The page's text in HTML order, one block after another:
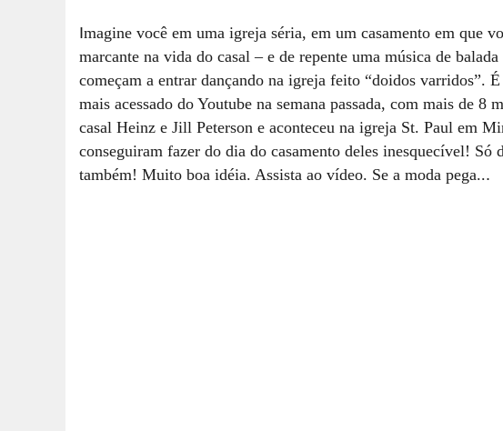
Imagine você em uma igreja séria, em um casamento em que
marcante na vida do casal – e de repente uma música de
começam a entrar dançando na igreja feito “doidos varridos”.
mais acessado do Youtube na semana passada, com mais de 8
casal Heinz e Jill Peterson e aconteceu na igreja St. Paul em
conseguiram fazer do dia do casamento deles inesquecível! Só
também! Muito boa idéia. Assista ao vídeo. Se a moda pega...